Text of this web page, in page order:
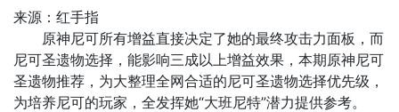
来源：红手指
原神尼可所有增益直接决定了她的最终攻击力面板，而
尼可圣遗物选择，能影响三成以上增益效果，本期原神尼可
圣遗物推荐，为大整理全网合适的尼可圣遗物选择优先级，
为培养尼可的玩家，全发挥她“大班尼特”潜力提供参考。